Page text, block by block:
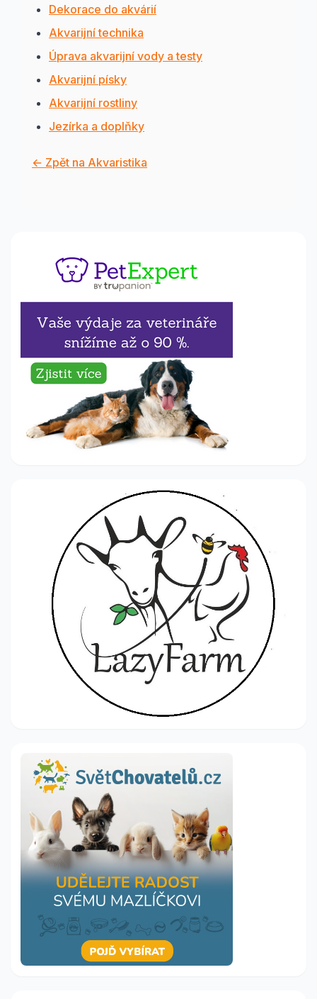
Dekorace do akvárií
Akvarijní technika
Úprava akvarijní vody a testy
Akvarijní písky
Akvarijní rostliny
Jezírka a doplňky
← Zpět na Akvaristika